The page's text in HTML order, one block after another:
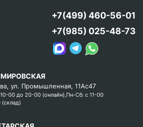
ул. Промышленная, 11Ас47
00 до 20-00 (онлайн),Пн-Сб: с 11-00
+7(499) 460-56-01
+7(985) 025-48-73